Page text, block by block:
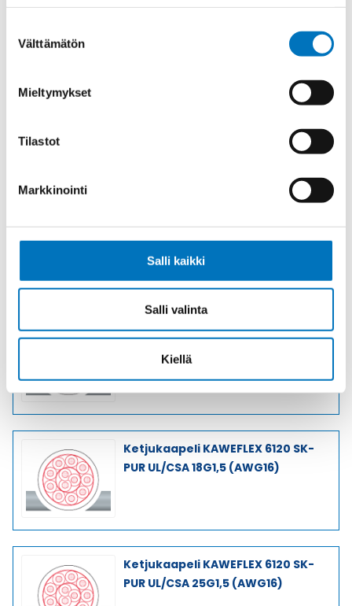
valinta
Välttämätön
Mieltymykset
Tilastot
Markkinointi
Salli kaikki
Salli valinta
Kiellä
PUR UL/CSA 4G1,5 (AWG16)
Ketjukaapeli KAWEFLEX 6120 SK-
PUR UL/CSA 7G1,5 (AWG16)
Ketjukaapeli KAWEFLEX 6120 SK-
PUR UL/CSA 12G1,5 (AWG16)
Ketjukaapeli KAWEFLEX 6120 SK-
PUR UL/CSA 18G1,5 (AWG16)
Ketjukaapeli KAWEFLEX 6120 SK-
PUR UL/CSA 25G1,5 (AWG16)